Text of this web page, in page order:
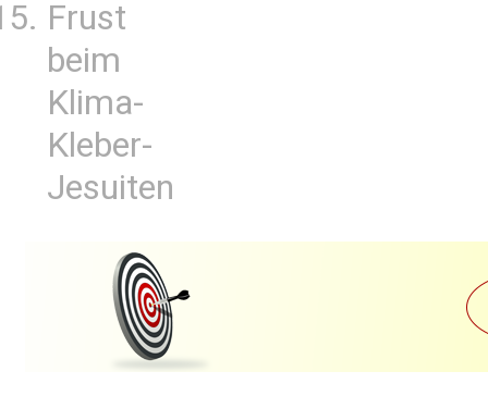
Frust
beim
Klima-
Kleber-
Jesuiten